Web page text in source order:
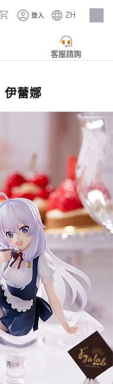
登入 ZH
人才招募
客服諮詢
蕾娜